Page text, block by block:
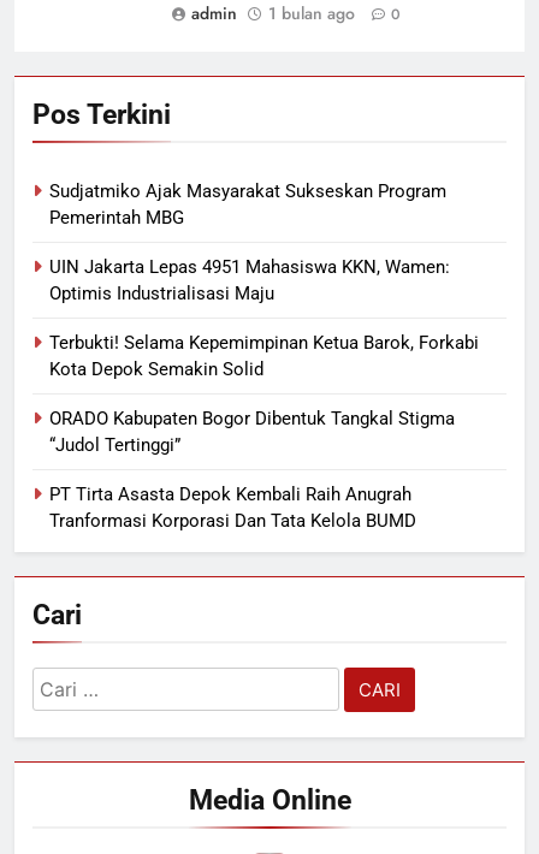
admin
1 bulan ago 0
Pos Terkini
Sudjatmiko Ajak Masyarakat Sukseskan Program
Pemerintah MBG
UIN Jakarta Lepas 4951 Mahasiswa KKN, Wamen:
Optimis Industrialisasi Maju
Terbukti! Selama Kepemimpinan Ketua Barok, Forkabi
Kota Depok Semakin Solid
ORADO Kabupaten Bogor Dibentuk Tangkal Stigma
“Judol Tertinggi”
PT Tirta Asasta Depok Kembali Raih Anugrah
Tranformasi Korporasi Dan Tata Kelola BUMD
Cari
Cari
untuk:
Media Online